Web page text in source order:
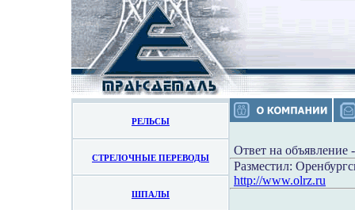
РЕЛЬСЫ
СТРЕЛОЧНЫЕ ПЕРЕВОДЫ
ШПАЛЫ
Ответ на объявление
Разместил:
http://www.olrz.ru